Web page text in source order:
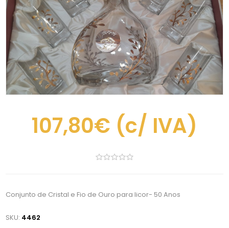
107,80€ (c/ IVA)
Conjunto de Cristal e Fio de Ouro para licor- 50 Anos
SKU: 4462